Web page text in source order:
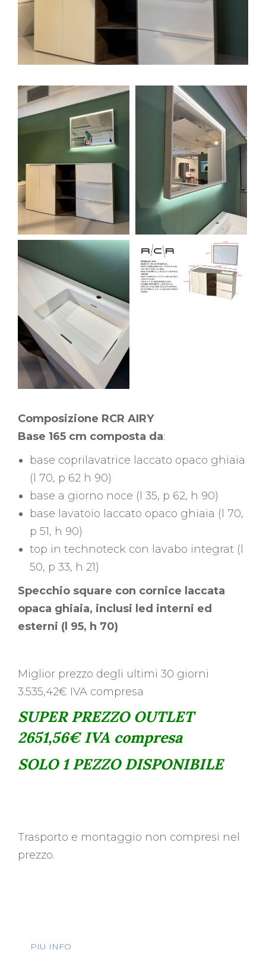
Composizione RCR AIRY
Base 165 cm composta da:
base coprilavatrice laccato opaco ghiaia
(l 70, p 62 h 90)
base a giorno noce (l 35, p 62, h 90)
base lavatoio laccato opaco ghiaia (l 70,
p 51, h 90)
top in technoteck con lavabo integrat (l
50, p 33, h 21)
Specchio square con cornice laccata
opaca ghiaia, inclusi led interni ed
esterni (l 95, h 70)
Miglior prezzo degli ultimi 30 giorni
3.535,42€ IVA compresa
SUPER PREZZO OUTLET
2651,56€ IVA compresa
SOLO 1 PEZZO DISPONIBILE
Trasporto e montaggio non compresi nel
prezzo.
PIU INFO